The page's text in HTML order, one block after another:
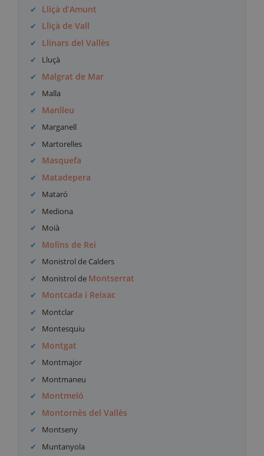
Lliçà d’Amunt
Lliçà de Vall
Llinars del Vallès
Lluçà
Malgrat de Mar
Malla
Manlleu
Marganell
Martorelles
Masquefa
Matadepera
Mataró
Mediona
Moià
Molins de Rei
Monistrol de Calders
Monistrol de Montserrat
Montcada i Reixac
Montclar
Montesquiu
Montgat
Montmajor
Montmaneu
Montmeló
Montornès del Vallès
Montseny
Muntanyola